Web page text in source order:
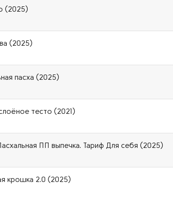
(2025)
(2025)
пасха (2025)
тесто (2021)
ПП выпечка. Тариф Для себя (2025)
крошка 2.0 (2025)